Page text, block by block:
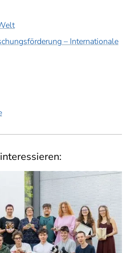
– Internationale